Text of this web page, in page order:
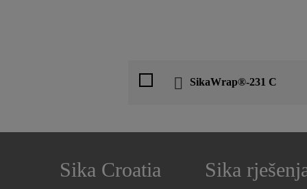
SikaWrap®-231 C
Sika Croatia Sika